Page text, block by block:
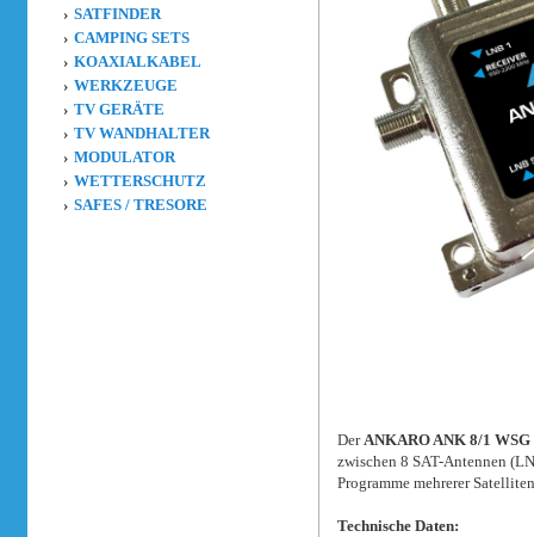
SATFINDER
CAMPING SETS
KOAXIALKABEL
WERKZEUGE
TV GERÄTE
TV WANDHALTER
MODULATOR
WETTERSCHUTZ
SAFES / TRESORE
DerANKARO ANK 8/1 WSG
zwischen 8 SAT-Antennen
Programme mehrerer
Technische Daten: